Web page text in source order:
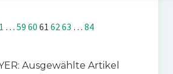
1 … 59 60 61 6263 … 84
Ausgewählte Artikel